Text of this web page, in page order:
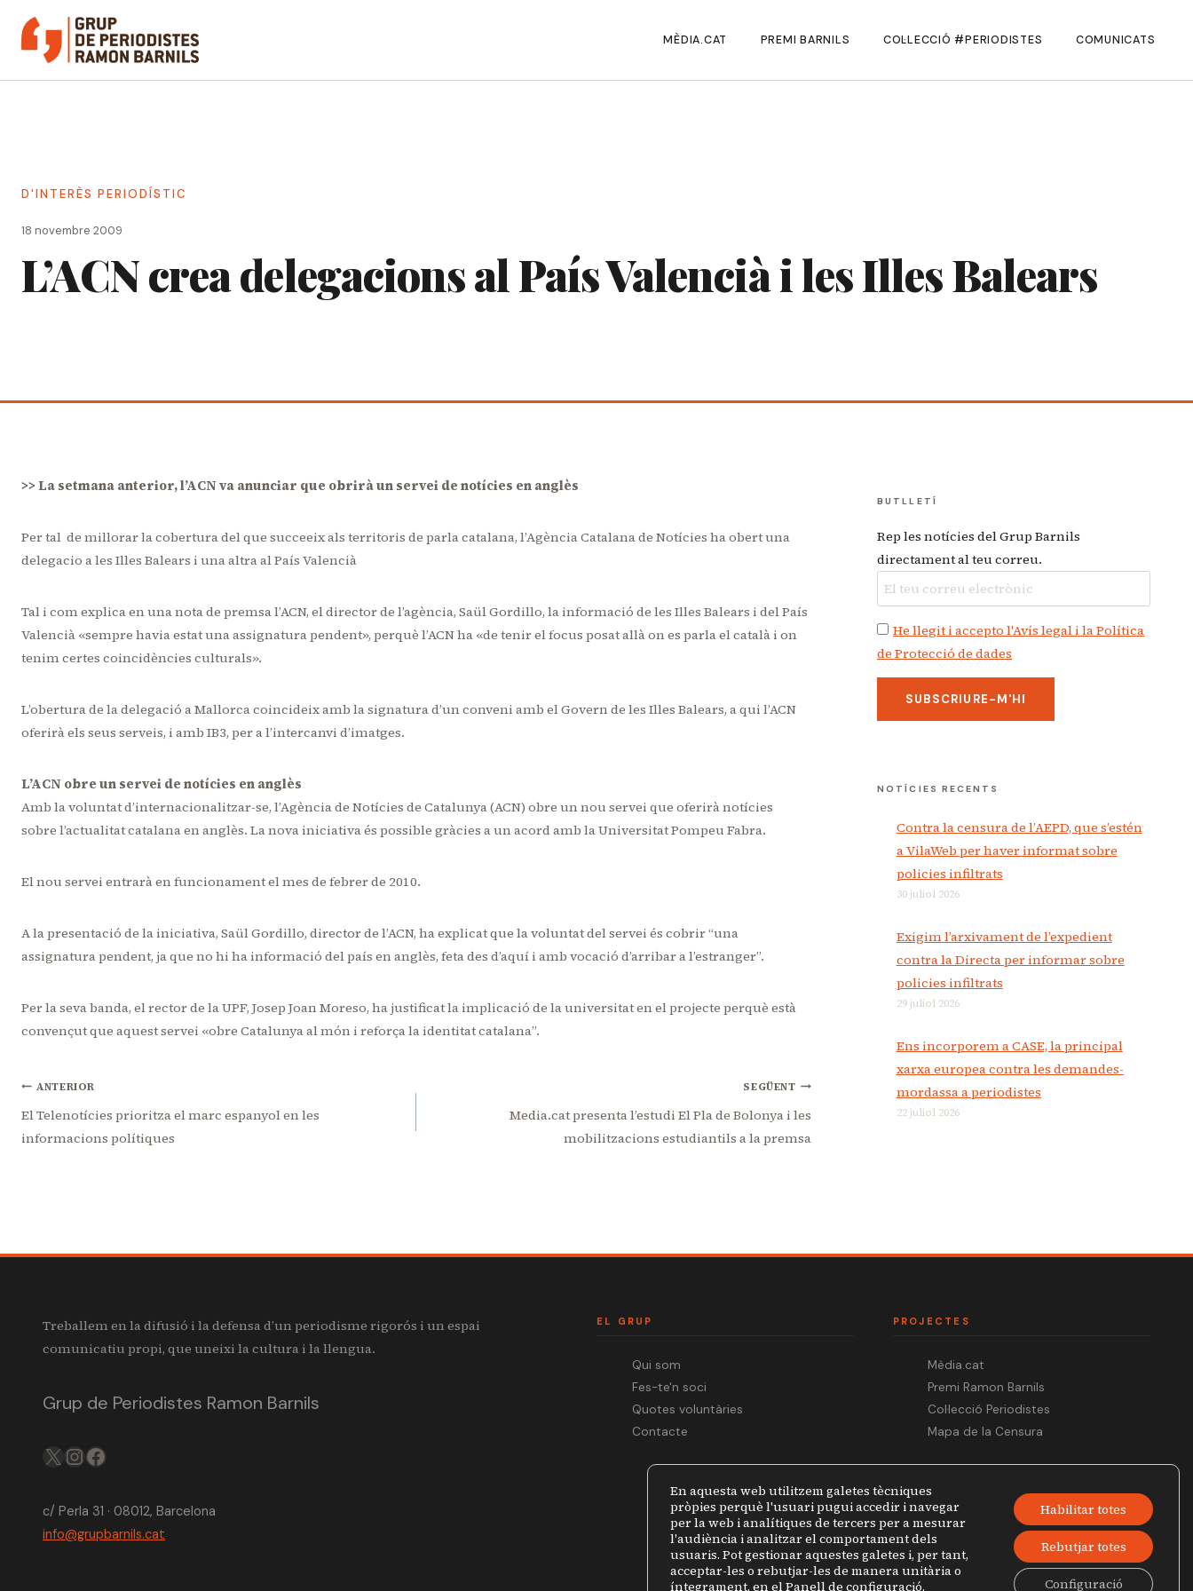
contingut
MÈDIA.CAT PREMI BARNILS COL·LECCIÓ #PERIODISTES COMUNICATS
D'INTERÈS PERIODÍSTIC
18 novembre 2009
L’ACN crea delegacions al País Valencià i les Illes Balears
>> La setmana anterior, l’ACN va anunciar que obrirà un servei de notícies en anglès
Per tal de millorar la cobertura del que succeeix als territoris de parla catalana, l’Agència Catalana de Notícies ha obert una
delegacio a les Illes Balears i una altra al País Valencià
Tal i com explica en una nota de premsa l’ACN, el director de l’agència, Saül Gordillo, la informació de les Illes Balears i del País
Valencià «sempre havia estat una assignatura pendent», perquè l’ACN ha «de tenir el focus posat allà on es parla el català i on
tenim certes coincidències culturals».
L’obertura de la delegació a Mallorca coincideix amb la signatura d’un conveni amb el Govern de les Illes Balears, a qui l’ACN
oferirà els seus serveis, i amb IB3, per a l’intercanvi d’imatges.
L’ACN obre un servei de notícies en anglès
Amb la voluntat d’internacionalitzar-se, l’Agència de Notícies de Catalunya (ACN) obre un nou servei que oferirà notícies
sobre l’actualitat catalana en anglès. La nova iniciativa és possible gràcies a un acord amb la Universitat Pompeu Fabra.
El nou servei entrarà en funcionament el mes de febrer de 2010.
A la presentació de la iniciativa, Saül Gordillo, director de l’ACN, ha explicat que la voluntat del servei és cobrir “una
assignatura pendent, ja que no hi ha informació del país en anglès, feta des d’aquí i amb vocació d’arribar a l’estranger”.
Per la seva banda, el rector de la UPF, Josep Joan Moreso, ha justificat la implicació de la universitat en el projecte perquè està
convençut que aquest servei «obre Catalunya al món i reforça la identitat catalana”.
Navegació
d'entrades
ANTERIOR
El Telenotícies prioritza el marc espanyol en les
informacions polítiques
SEGÜENT
Media.cat presenta l’estudi El Pla de Bolonya i les
mobilitzacions estudiantils a la premsa
BUTLLETÍ
Rep les notícies del Grup Barnils
directament al teu correu.
He llegit i accepto l'Avís legal i la Política
de Protecció de dades
NOTÍCIES RECENTS
Contra la censura de l’AEPD, que s’estén
a VilaWeb per haver informat sobre
policies infiltrats
30 juliol 2026
Exigim l’arxivament de l’expedient
contra la Directa per informar sobre
policies infiltrats
29 juliol 2026
Ens incorporem a CASE, la principal
xarxa europea contra les demandes-
mordassa a periodistes
22 juliol 2026
Treballem en la difusió i la defensa d’un periodisme rigorós i un espai
comunicatiu propi, que uneixi la cultura i la llengua.
Grup de Periodistes Ramon Barnils
X IGFB
c/ Perla 31 · 08012, Barcelona
info@grupbarnils.cat
EL GRUP
Qui som
Fes-te'n soci
Quotes voluntàries
Contacte
PROJECTES
Mèdia.cat
Premi Ramon Barnils
Col·lecció Periodistes
Mapa de la Censura
En aquesta web utilitzem galetes tècniques
pròpies perquè l'usuari pugui accedir i navegar
per la web i analítiques de tercers per a mesurar
l'audiència i analitzar el comportament dels
usuaris. Pot gestionar aquestes galetes i, per tant,
acceptar-les o rebutjar-les de manera unitària o
íntegrament, en elPanell de configuració.
Habilitar totes
Rebutjar totes
Configuració